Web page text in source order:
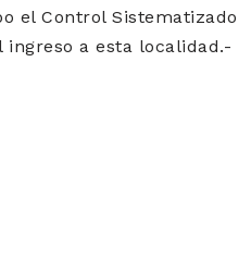
el Control Sistematizado
ingreso a esta localidad.-